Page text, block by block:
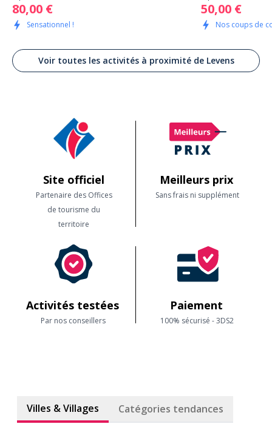
80,00 €
Sensationnel !
50,00 €
Nos coups de
Voir toutes les activités à proximité de Levens
Site officiel
Partenaire des Offices
de tourisme du
territoire
Meilleurs prix
Sans frais ni supplément
Activités testées
Par nos conseillers
Paiement
100% sécurisé - 3DS2
Villes & Villages Catégories tendances